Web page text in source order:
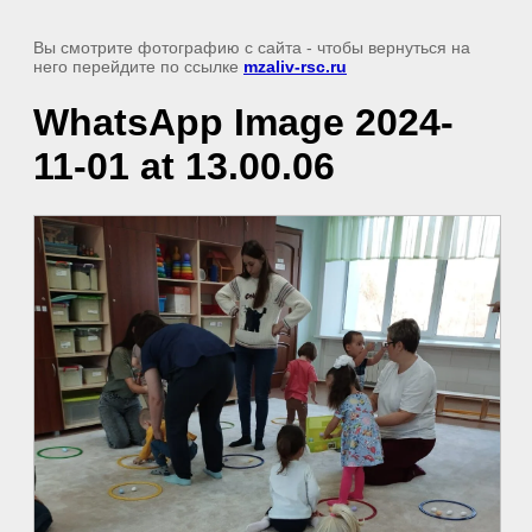
Вы смотрите фотографию с сайта - чтобы вернуться на
него перейдите по ссылке mzaliv-rsc.ru
WhatsApp Image 2024-
11-01 at 13.00.06